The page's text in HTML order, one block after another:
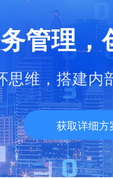
管理
思维，搭建内
获取详细方